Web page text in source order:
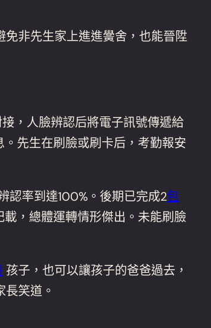
非先生家上進進黌舍，也能晉陞
，人臉辨認后將電子訊號傳遞給
先生在刷臉或刷卡后，考勤報安
認率到達100%。後期已完成2包
，總體運轉情形傑出。未能刷臉
孩子，也可以讓孩子的爸爸過去，
笑道。